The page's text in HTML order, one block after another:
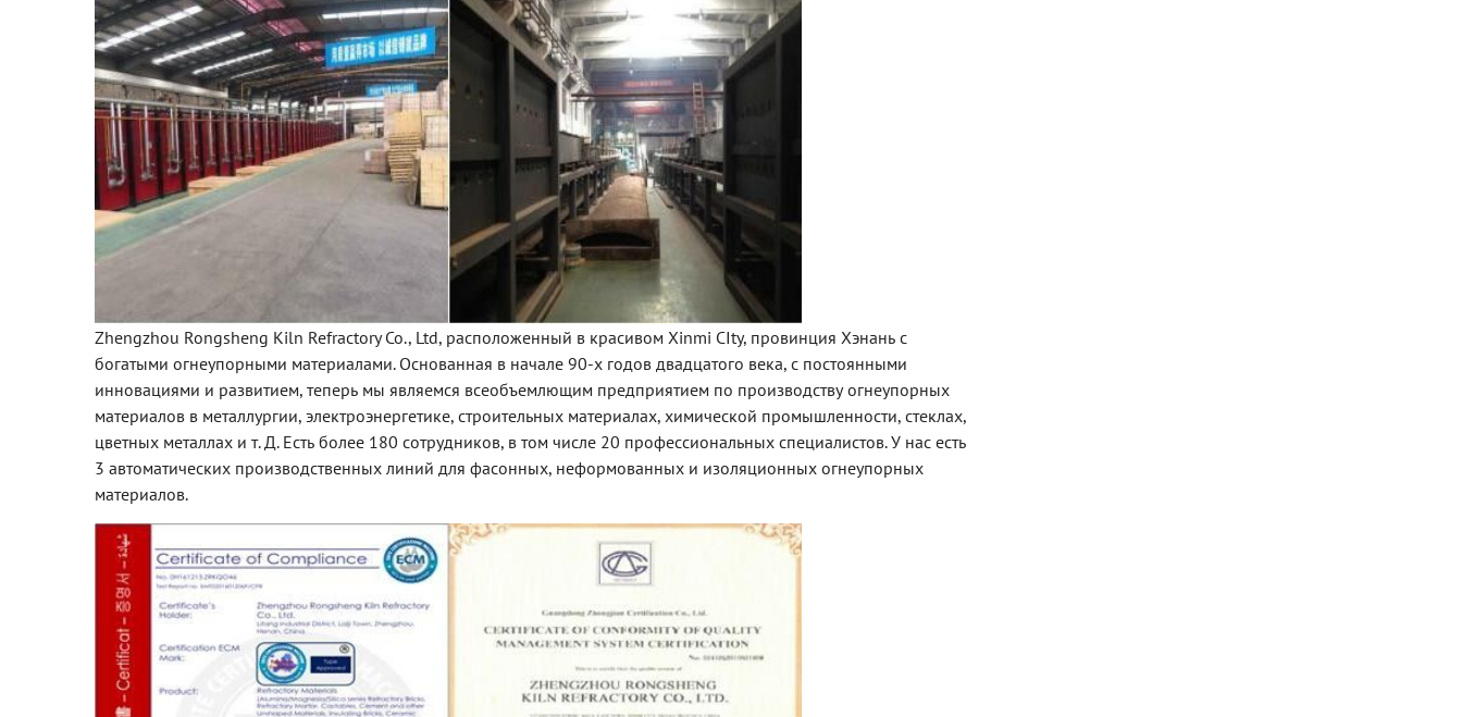
Zhengzhou Rongsheng Kiln Refractory Co., Ltd, расположенный в красивом Xinmi CIty, провинция Хэнань с
богатыми огнеупорными материалами. Основанная в начале 90-х годов двадцатого века, с постоянными
инновациями и развитием, теперь мы являемся всеобъемлющим предприятием по производству огнеупорных
материалов в металлургии, электроэнергетике, строительных материалах, химической промышленности, стеклах,
цветных металлах и т. Д. Есть более 180 сотрудников, в том числе 20 профессиональных специалистов. У нас есть
3 автоматических производственных линий для фасонных, неформованных и изоляционных огнеупорных
материалов.